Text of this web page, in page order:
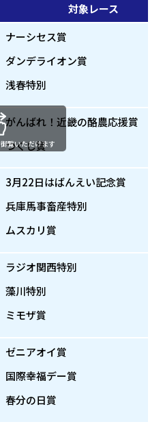
対象レース
ナーシセス賞
ダンデライオン賞
浅春特別
がんばれ！近畿の酪農応援賞
つくし賞
3月22日はばんえい記念賞
兵庫馬事畜産特別
ムスカリ賞
ラジオ関西特別
藻川特別
ミモザ賞
ゼニアオイ賞
国際幸福デー賞
春分の日賞
覧いただけます